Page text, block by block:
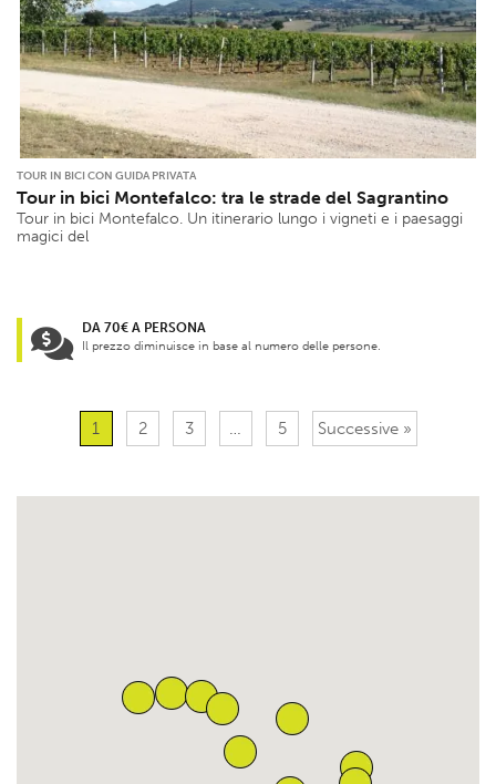
TOUR IN BICI CON GUIDA PRIVATA
Tour in bici Montefalco: tra le strade del Sagrantino
Tour in bici Montefalco. Un itinerario lungo i vigneti e i paesaggi
magici del
DA 70€ A PERSONA
Il prezzo diminuisce in base al numero delle persone.
1 2 3 … 5 Successive »